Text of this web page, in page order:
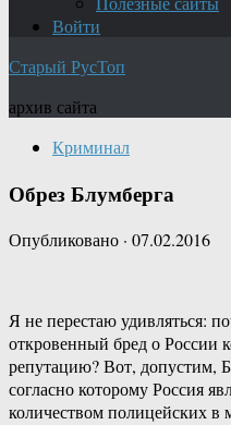
Войти
Старый РусТоп
архив сайта
Криминал
Обрез Блумберга
Опубликовано · 07.02.2016
Я не перестаю удивляться:
откровенный бред о России
репутацию? Вот, допустим,
согласно которому Россия
количеством полицейских в